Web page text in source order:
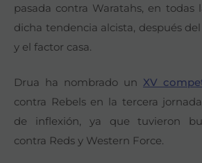
pasada contra Waratahs, en todas
dicha tendencia alcista, después
y el factor casa.
Drua ha nombrado un XV
contra Rebels en la tercera
de inflexión, ya que tuvieron
contra Reds y Western Force.